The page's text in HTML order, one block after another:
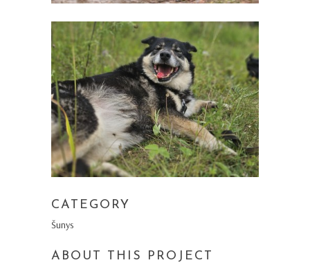
CATEGORY
Šunys
ABOUT THIS PROJECT